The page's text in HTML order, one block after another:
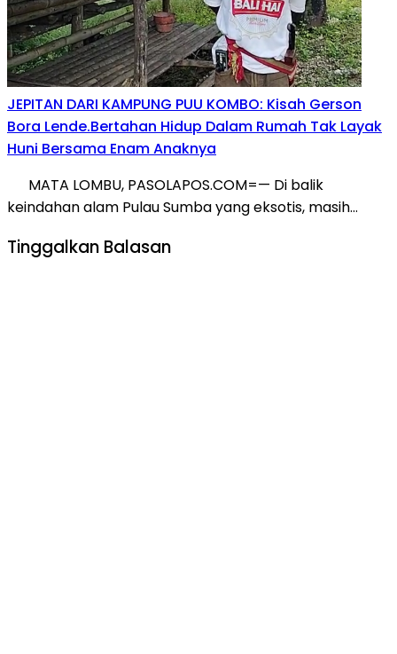
JEPITAN DARI KAMPUNG PUU KOMBO: Kisah Gerson
Bora Lende.Bertahan Hidup Dalam Rumah Tak Layak
Huni Bersama Enam Anaknya
​MATA LOMBU, PASOLAPOS.COM=— Di balik
keindahan alam Pulau Sumba yang eksotis, masih…
Tinggalkan Balasan